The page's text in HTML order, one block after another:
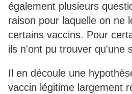
également plusieurs
raison pour laquelle on ne
certains vaccins. Pour
ils n'ont pu trouver qu'une
Il en découle une
vaccin légitime largement